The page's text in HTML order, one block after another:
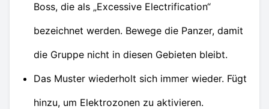
Boss, die als „Excessive Electrification“
bezeichnet werden. Bewege die Panzer, damit
die Gruppe nicht in diesen Gebieten bleibt.
Das Muster wiederholt sich immer wieder. Fügt
hinzu, um Elektrozonen zu aktivieren.